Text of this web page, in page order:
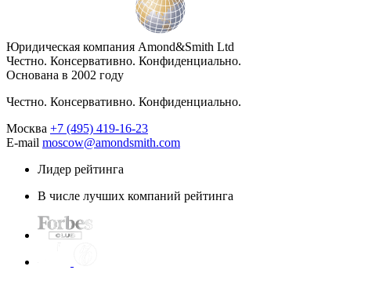
Юридическая компания Amond&Smith Ltd
Честно. Консервативно. Конфиденциально.
Основана в 2002 году
Честно. Консервативно. Конфиденциально.
Москва +7 (495) 419-16-23
E-mail moscow@amondsmith.com
Лидер рейтинга
В числе лучших компаний рейтинга